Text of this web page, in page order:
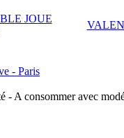
JOUE
- Paris
- A consommer avec